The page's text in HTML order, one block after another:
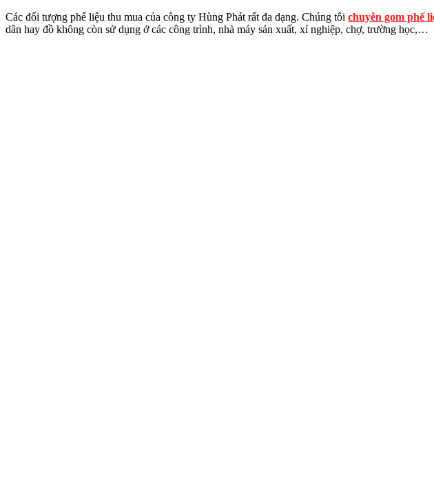
Các đối tượng phế liệu thu mua của công ty Hùng Phát rất đa dạng. Chúng tôi chuyên gom phế
dân hay đồ không còn sử dụng ở các công trình, nhà máy sản xuất, xí nghiệp, chợ, trường học,…